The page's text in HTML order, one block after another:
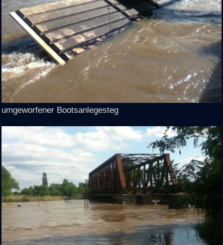
umgeworfener Bootsanlegesteg